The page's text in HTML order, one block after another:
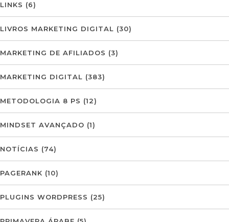
LINKS (6)
LIVROS MARKETING DIGITAL (30)
MARKETING DE AFILIADOS (3)
MARKETING DIGITAL (383)
METODOLOGIA 8 PS (12)
MINDSET AVANÇADO (1)
NOTÍCIAS (74)
PAGERANK (10)
PLUGINS WORDPRESS (25)